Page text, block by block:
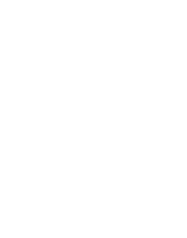
المستورد منها
الذى
البلدى
مليون كيلو